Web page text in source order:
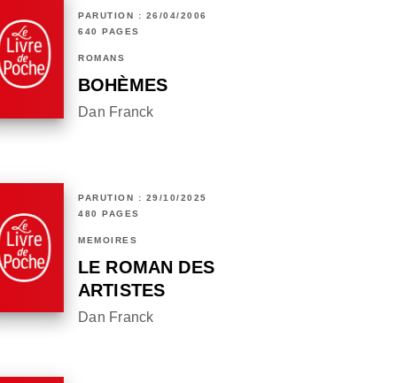
PARUTION : 26/04/2006
640 PAGES
ROMANS
BOHÈMES
Dan Franck
PARUTION : 29/10/2025
480 PAGES
MÉMOIRES
LE ROMAN DES
ARTISTES
Dan Franck